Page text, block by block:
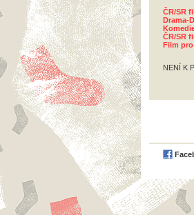
ČR/SR
Drama-
ČR/SR
Film
NENÍ K